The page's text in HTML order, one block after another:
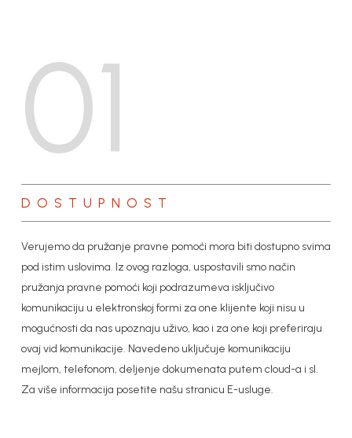
01
DOSTUPNOST
Verujemo da pružanje pravne pomoći mora biti dostupno svima
pod istim uslovima. Iz ovog razloga, uspostavili smo način
pružanja pravne pomoći koji podrazumeva isključivo
komunikaciju u elektronskoj formi za one klijente koji nisu u
mogućnosti da nas upoznaju uživo, kao i za one koji preferiraju
ovaj vid komunikacije. Navedeno uključuje komunikaciju
mejlom, telefonom, deljenje dokumenata putem cloud-a i sl.
Za više informacija posetite našu stranicu E-usluge.